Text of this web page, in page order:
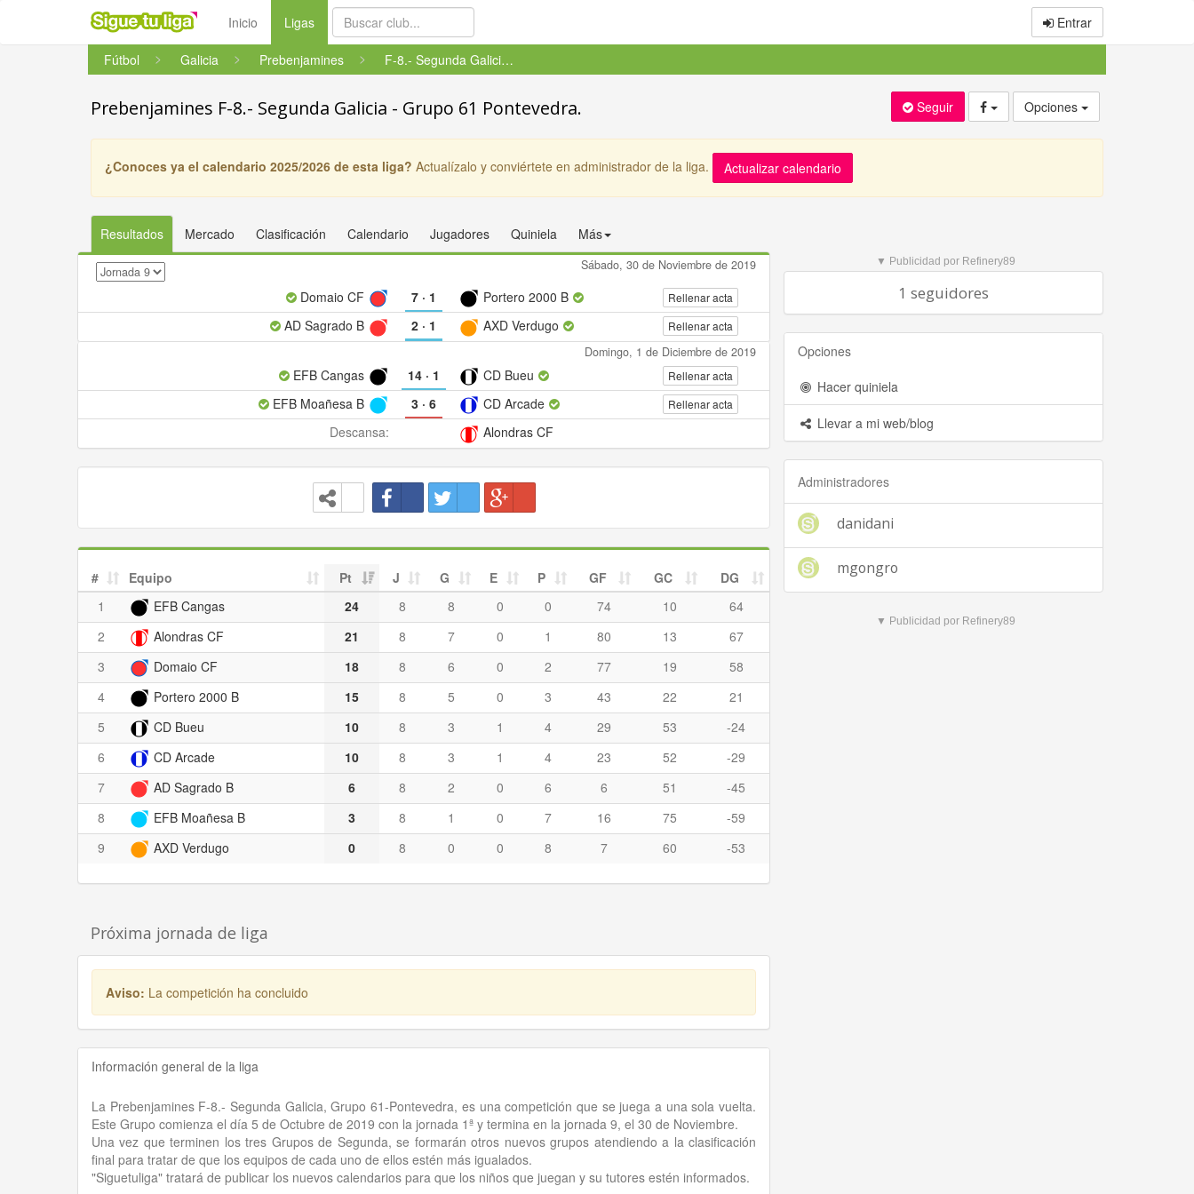
Inicio Ligas(current) Entrar
Fútbol Galicia Prebenjamines F-8.- Segunda Galicia - Grupo ...
Prebenjamines F-8.- Segunda Galicia - Grupo 61 Pontevedra. Seguir Opciones
¿Conoces ya el calendario 2025/2026 de esta liga? Actualízalo y conviértete en administrador de la liga. Actualizar calendario
Resultados Mercado Clasificación Calendario Jugadores Quiniela Más
Sábado, 30 de Noviembre de 2019
Domaio CF 7· 1 Portero 2000 B Rellenar acta
AD Sagrado B 2· 1 AXD Verdugo Rellenar acta
Domingo, 1 de Diciembre de 2019
EFB Cangas 14· 1 CD Bueu Rellenar acta
EFB Moañesa B 3· 6 CD Arcade Rellenar acta
Descansa: Alondras CF
# Equipo Pt J G E P GF GC
DG
1
EFB Cangas 24 8 8 0 0 74 10
64
2
Alondras CF 21 8 7 0 1 80 13
67
3
Domaio CF 18 8 6 0 2 77 19
58
4
Portero 2000 B 15 8 5 0 3 43 22
21
5
CD Bueu 10 8 3 1 4 29 53
-24
6
CD Arcade 10 8 3 1 4 23 52
-29
7
AD Sagrado B 6 8 2 0 6 6 51
-45
8
EFB Moañesa B 3 8 1 0 7 16 75
-59
9
AXD Verdugo 0 8 0 0 8 7 60 -53
Próxima jornada de liga
Aviso: La competición ha concluido
Información general de la liga
La Prebenjamines F-8.- Segunda Galicia, Grupo 61-Pontevedra, es una competición que se juega a una sola vuelta.
Este Grupo comienza el día 5 de Octubre de 2019 con la jornada 1ª y termina en la jornada 9, el 30 de Noviembre.
Una vez que terminen los tres Grupos de Segunda, se formarán otros nuevos grupos atendiendo a la clasificación
final para tratar de que los equipos de cada uno de ellos estén más igualados.
"Siguetuliga" tratará de publicar los nuevos calendarios para que los niños que juegan y su tutores estén informados.
▼ Publicidad por Refinery89
1 seguidores
Opciones
Hacer quiniela
Llevar a mi web/blog
Administradores
danidani
mgongro
▼ Publicidad por Refinery89